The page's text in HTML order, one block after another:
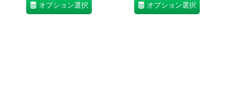
オプション選択 オプション選択